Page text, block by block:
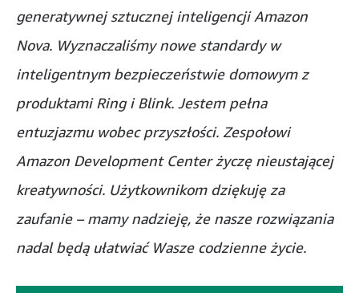
generatywnej sztucznej inteligencji Amazon
Nova. Wyznaczaliśmy nowe standardy w
inteligentnym bezpieczeństwie domowym z
produktami Ring i Blink. Jestem pełna
entuzjazmu wobec przyszłości. Zespołowi
Amazon Development Center życzę nieustającej
kreatywności. Użytkownikom dziękuję za
zaufanie – mamy nadzieję, że nasze rozwiązania
nadal będą ułatwiać Wasze codzienne życie.